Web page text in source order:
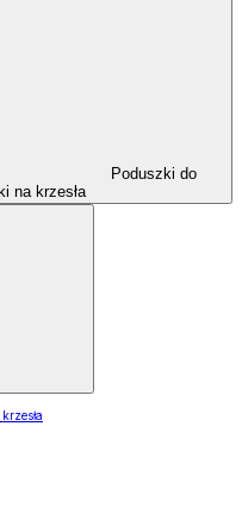
Poduszki do
na krzesła